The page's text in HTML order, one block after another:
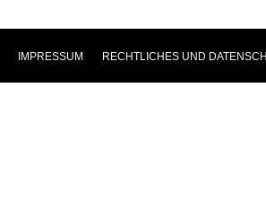
IMPRESSUM RECHTLICHES UND